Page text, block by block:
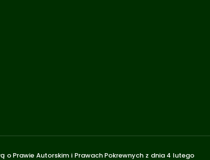
o Prawie Autorskim i Prawach Pokrewnych z dnia 4 lutego